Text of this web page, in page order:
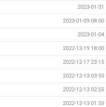
2023-01-31
2023-01-09 08:00
2023-01-04
2022-12-19 18:00
2022-12-17 23:15
2022-12-13 03:55
2022-12-13 02:55
2022-12-13 01:55